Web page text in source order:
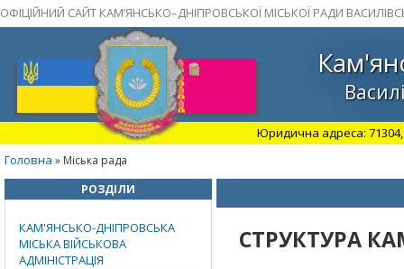
ОФІЦІЙНИЙ САЙТ КАМ’ЯНСЬКО–ДНІПРОВСЬКОЇ МІСЬКОЇ РАДИ
Юридична адреса: 71304,
Головна » Міська рада
РОЗДІЛИ
КАМ'ЯНСЬКО-ДНІПРОВСЬКА
МІСЬКА ВІЙСЬКОВА
АДМІНІСТРАЦІЯ
СТРУКТУРА